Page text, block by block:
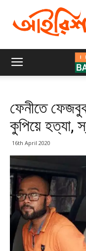
ফেনীতে
কুপিয়ে হত্যা,
16th April 2020